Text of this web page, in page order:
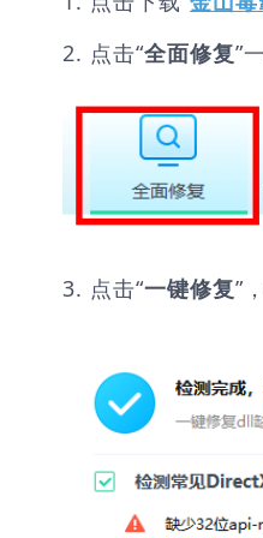
2. 点击“全面修复”
3. 点击“一键修复”